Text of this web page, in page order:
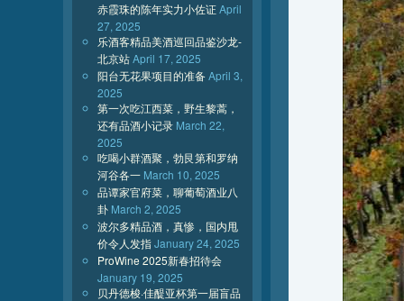
赤霞珠的陈年实力小佐证April
27, 2025
乐酒客精品美酒巡回品鉴沙龙-
北京站April 17, 2025
阳台无花果项目的准备April 3,
2025
第一次吃江西菜，野生黎蒿，
还有品酒小记录 March 22,
2025
吃喝小群酒聚，勃艮第和罗纳
河谷各一 March 10, 2025
品谭家官府菜，聊葡萄酒业八
卦 March 2, 2025
波尔多精品酒，真惨，国内甩
价令人发指January 24, 2025
ProWine 2025新春招待会
January 19, 2025
贝丹德梭·佳醍亚杯第一届盲品